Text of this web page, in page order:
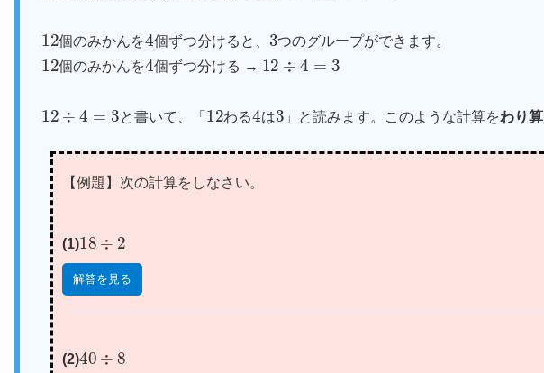
12
個のみかんを
4
個ずつ分けると、
3
つのグループができます。
12
個のみかんを
4
個ずつ分ける →
12 =
12 =
と書いて、「
12
わる
4
は
3
」と読みます。このような計算をわり算
【例題】次の計算をしなさい。
(1)
18
解答を見る
(2)
40